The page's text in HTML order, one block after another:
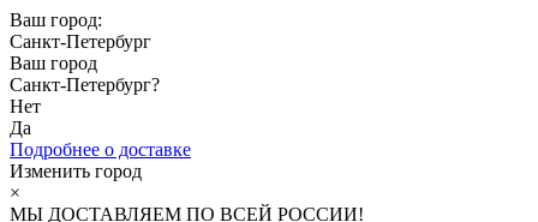
Ваш город:
Санкт-Петербург
Ваш город
Санкт-Петербург?
Нет
Да
Подробнее о доставке
Изменить город
×
МЫ ДОСТАВЛЯЕМ ПО ВСЕЙ РОССИИ!